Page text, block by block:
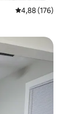
Calificación
4,88 (176)